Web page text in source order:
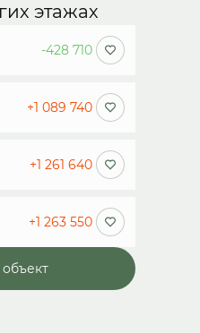
этажах
-428 710
+1 089 740
+1 261 640
+1 263 550